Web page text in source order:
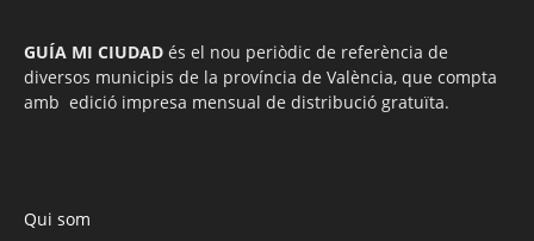
GUÍA MI CIUDAD és el nou periòdic de referència de
diversos municipis de la província de València, que compta
amb edició impresa mensual de distribució gratuïta.
Qui som